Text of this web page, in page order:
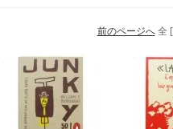
前のページへ全